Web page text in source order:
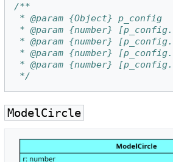
/**
* @param {Object} p_config
* @param {number}
* @param {number}
* @param {number}
* @param {number}
*/
ModelCircle